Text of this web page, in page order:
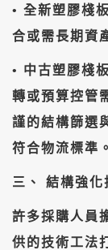
• ​全新塑膠棧
合或需長期資
• ​中古塑膠棧
轉或預算控管
謹的結構篩選
符合物流標準。
三、 結構強化
許多採購人員
供的技術工法